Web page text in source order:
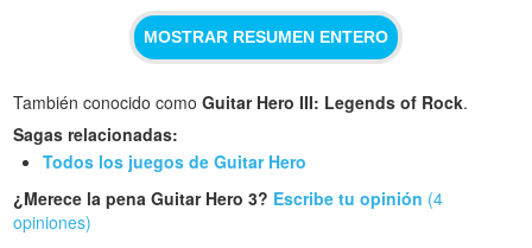
MOSTRAR RESUMEN ENTERO
También conocido comoGuitar Hero III: Legends of Rock.
Sagas relacionadas:
Todos los juegos de Guitar Hero
¿Merece la pena Guitar Hero 3? Escribe tu opinión (4
opiniones)